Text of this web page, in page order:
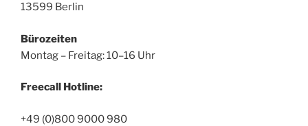
13599 Berlin
Bürozeiten
Montag – Freitag: 10–16 Uhr
Freecall Hotline:
+49 (0)800 9000 980